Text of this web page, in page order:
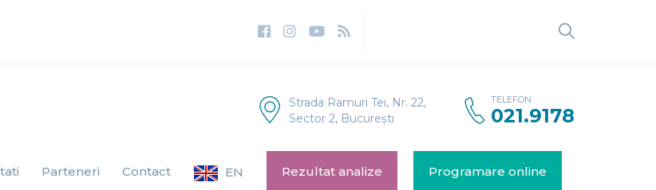
Strada Ramuri Tei, Nr. 22,
Sector 2, București
TELEFON
021.9178
Parteneri Contact EN Rezultat analize Programare online